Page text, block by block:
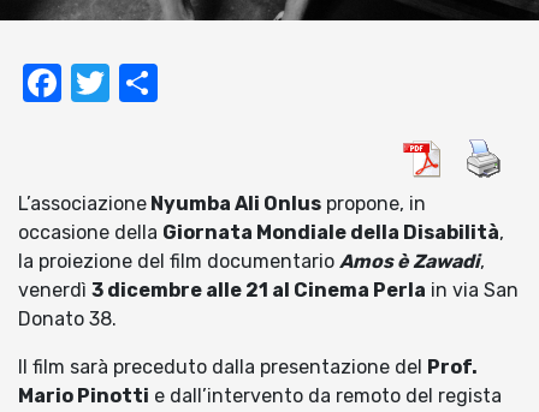
Facebook
Twitter
L’associazione Nyumba Ali Onlus propone, in
occasione della Giornata Mondiale della Disabilità,
la proiezione del film documentario Amos è Zawadi,
venerdì 3 dicembre alle 21 al Cinema Perla in via San
Donato 38.
Il film sarà preceduto dalla presentazione del Prof.
Mario Pinotti e dall’intervento da remoto del regista